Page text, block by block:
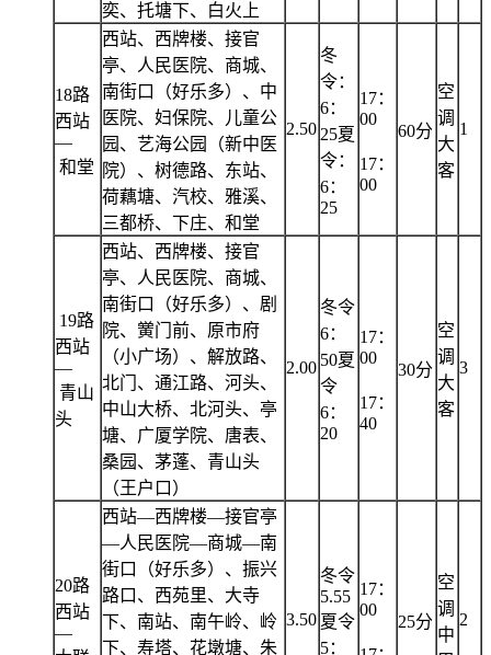
奕、托塘下、白火上
18路
西站
—
和堂
西站、西牌楼、接官
亭、人民医院、商城、
南街口（好乐多）、中
医院、妇保院、儿童公
园、艺海公园（新中医
院）、树德路、东站、
荷藕塘、汽校、雅溪、
三都桥、下庄、和堂
2.50
冬
令：
6：
25夏
令：
6：
25
17：
00
17：
00
60分
空
调
大
客
1
19路
西站
—
青山
头
西站、西牌楼、接官
亭、人民医院、商城、
南街口（好乐多）、剧
院、黉门前、原市府
（小广场）、解放路、
北门、通江路、河头、
中山大桥、北河头、亭
塘、广厦学院、唐表、
桑园、茅蓬、青山头
（王户口）
2.00
冬令
6：
50夏
令
6：
20
17：
00
17：
40
30分
空
调
大
客
3
20路
西站
—
西站—西牌楼—接官亭
—人民医院—商城—南
街口（好乐多）、振兴
路口、西苑里、大寺
下、南站、南午岭、岭
下、寿塔、花墩塘、朱
3.50
冬令
5.55
夏令
5：
17：
00
25分
空
调
中
2